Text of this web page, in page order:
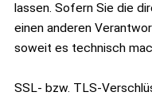
lassen. Sofern Sie die
einen anderen
soweit es technisch
SSL- bzw. TLS-